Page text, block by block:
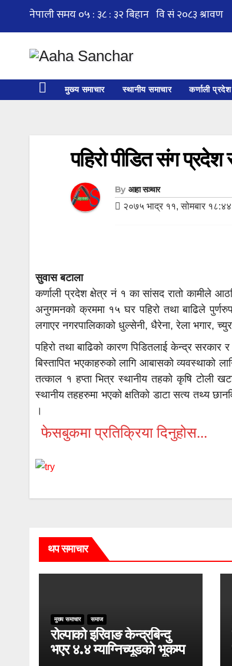
मुख्य समाचार स्थानीय समाचार कर्णाली प्रदेश
पहिरो पीडित संग प्रदेश
By आहा सञ्चार
२०७५ भाद्र ११, सोमबार
सुवास बटाला
कर्णाली प्रदेश क्षेत्र नं १ का सांसद रातो कामीले
अनुगमनको क्रममा १५ घर पहिरो तथा बाढिले
लगाएर नगरपालिकाको धुल्सेनी, धैरेना, रेला भगार,
पहिरो तथा बाढिको कारण पिडितलाई केन्द्र
बिस्तापित भएकाहरुको लागि आबासको व्यवस्थाको
तत्काल १ हप्ता भित्र स्थानीय तहको कृषि टोली
स्थानीय तहहरुमा भएको क्षतिको डाटा सत्य तथ्य
।
फेसबुकमा प्रतिक्रिया दिनुहोस...
थप समाचार
मुख्य समाचार समाज
रोल्पाको इरिवाङ केन्द्रबिन्दु
भएर ४.४ म्याग्निच्यूडको भूकम्प